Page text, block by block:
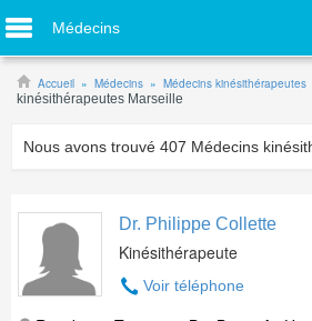
Médecins
Accueil Médecins Médecins kinésithérapeutes
kinésithérapeutes Marseille
Nous avons trouvé 407 Médecins
Dr. Philippe Collette
Kinésithérapeute
Voir téléphone